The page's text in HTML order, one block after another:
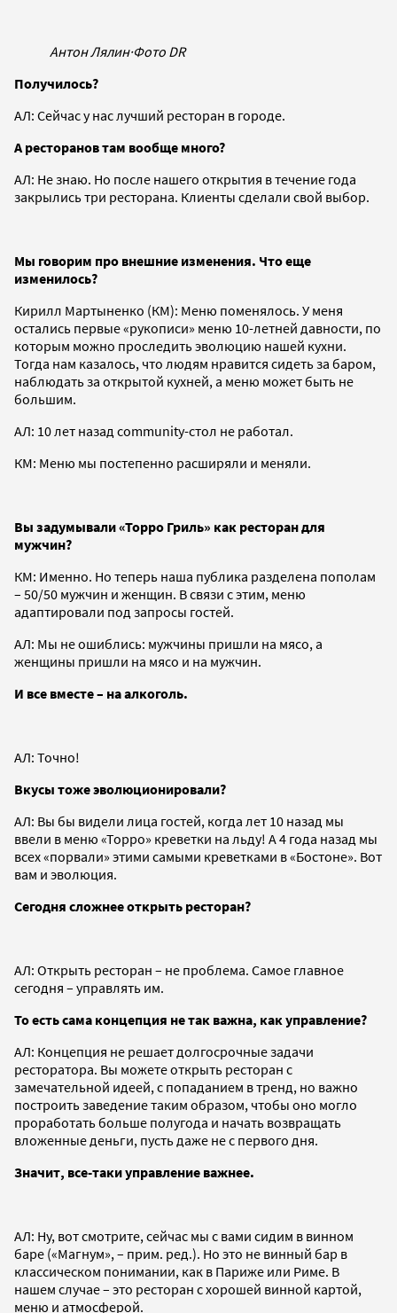
Антон Лялин·Фото DR
Получилось?
АЛ: Сейчас у нас лучший ресторан в городе.
А ресторанов там вообще много?
АЛ: Не знаю. Но после нашего открытия в течение года
закрылись три ресторана. Клиенты сделали свой выбор.
Мы говорим про внешние изменения. Что еще
изменилось?
Кирилл Мартыненко (КМ): Меню поменялось. У меня
остались первые «рукописи» меню 10-летней давности, по
которым можно проследить эволюцию нашей кухни.
Тогда нам казалось, что людям нравится сидеть за баром,
наблюдать за открытой кухней, а меню может быть не
большим.
АЛ: 10 лет назад community-стол не работал.
КМ: Меню мы постепенно расширяли и меняли.
Вы задумывали «Торро Гриль» как ресторан для
мужчин?
КМ: Именно. Но теперь наша публика разделена пополам
– 50/50 мужчин и женщин. В связи с этим, меню
адаптировали под запросы гостей.
АЛ: Мы не ошиблись: мужчины пришли на мясо, а
женщины пришли на мясо и на мужчин.
И все вместе – на алкоголь.
АЛ: Точно!
Вкусы тоже эволюционировали?
АЛ: Вы бы видели лица гостей, когда лет 10 назад мы
ввели в меню «Торро» креветки на льду! А 4 года назад мы
всех «порвали» этими самыми креветками в «Бостоне». Вот
вам и эволюция.
Сегодня сложнее открыть ресторан?
АЛ: Открыть ресторан – не проблема. Самое главное
сегодня – управлять им.
То есть сама концепция не так важна, как управление?
АЛ: Концепция не решает долгосрочные задачи
ресторатора. Вы можете открыть ресторан с
замечательной идеей, с попаданием в тренд, но важно
построить заведение таким образом, чтобы оно могло
проработать больше полугода и начать возвращать
вложенные деньги, пусть даже не с первого дня.
Значит, все-таки управление важнее.
АЛ: Ну, вот смотрите, сейчас мы с вами сидим в винном
баре («Магнум», – прим. ред.). Но это не винный бар в
классическом понимании, как в Париже или Риме. В
нашем случае – это ресторан с хорошей винной картой,
меню и атмосферой.